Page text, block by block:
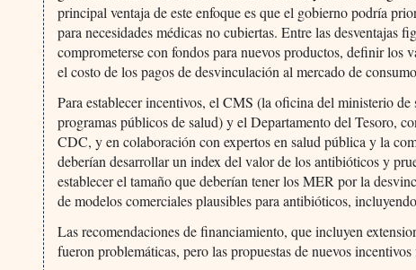
principal ventaja de este enfoque es que el gobierno podría
para necesidades médicas no cubiertas. Entre las desventajas
comprometerse con fondos para nuevos productos, definir los
el costo de los pagos de desvinculación al mercado de
Para establecer incentivos, el CMS (la oficina del ministerio de
programas públicos de salud) y el Departamento del Tesoro,
CDC, y en colaboración con expertos en salud pública y la
deberían desarrollar un index del valor de los antibióticos y
establecer el tamaño que deberían tener los MER por la
de modelos comerciales plausibles para antibióticos,
Las recomendaciones de financiamiento, que incluyen
fueron problemáticas, pero las propuestas de nuevos